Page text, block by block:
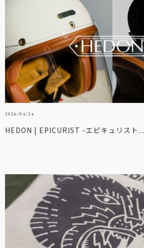
2026/04/24
HEDON | EPICURIST -エピキュリスト...